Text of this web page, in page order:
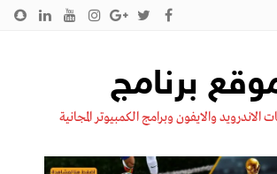
برنامج
والايفون وبرامج الكمبيوتر المجانية